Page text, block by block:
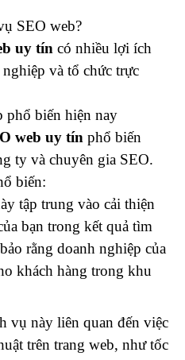
SEO web?
uy tín có nhiều lợi ích
và tổ chức trực
phổ biến hiện nay
web uy tín phổ biến
ty và chuyên gia SEO.
biến:
tập trung vào cải thiện
bạn trong kết quả tìm
rằng doanh nghiệp của
khách hàng trong khu
vụ này liên quan đến việc
trên trang web, như tốc